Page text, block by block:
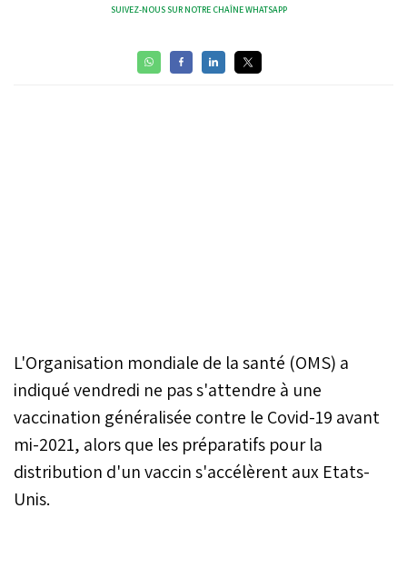
SUIVEZ-NOUS SUR NOTRE CHAÎNE WHATSAPP
L'Organisation mondiale de la santé (OMS) a
indiqué vendredi ne pas s'attendre à une
vaccination généralisée contre le Covid-19 avant
mi-2021, alors que les préparatifs pour la
distribution d'un vaccin s'accélèrent aux Etats-
Unis.